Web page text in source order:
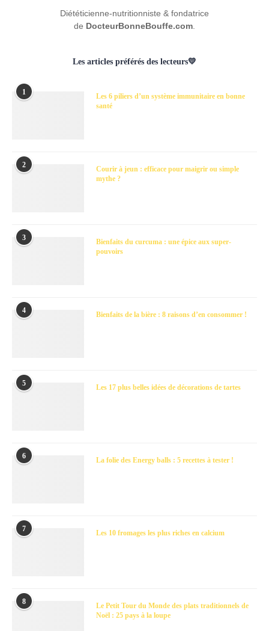
Diététicienne-nutritionniste & fondatrice
de DocteurBonneBouffe.com
Les articles préférés des lecteurs💛
1
Les 6 piliers d’un système immunitaire en bonne
santé
2
Courir à jeun : efficace pour maigrir ou simple
mythe ?
3
Bienfaits du curcuma : une épice aux super-
pouvoirs
4 Bienfaits de la bière : 8 raisons d’en consommer !
5 Les 17 plus belles idées de décorations de tartes
6 La folie des Energy balls : 5 recettes à tester !
7 Les 10 fromages les plus riches en calcium
8
Le Petit Tour du Monde des plats traditionnels de
Noël : 25 pays à la loupe